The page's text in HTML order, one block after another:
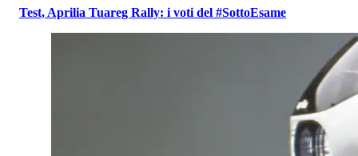
Test, Aprilia Tuareg Rally: i voti del #SottoEsame